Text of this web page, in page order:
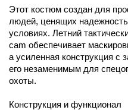
Этот костюм создан для
людей, ценящих
условиях. Летний
cam обеспечивает
а усиленная конструкция
его незаменимым для
охоты.
Конструкция и функционал